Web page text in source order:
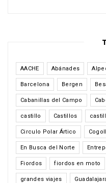
AACHE Abánades
Barcelona Bergen
Cabanillas del Campo
castillo Castillos
Circulo Polar Ártico
En Busca del Norte
Fiordos fiordos en moto
grandes viajes